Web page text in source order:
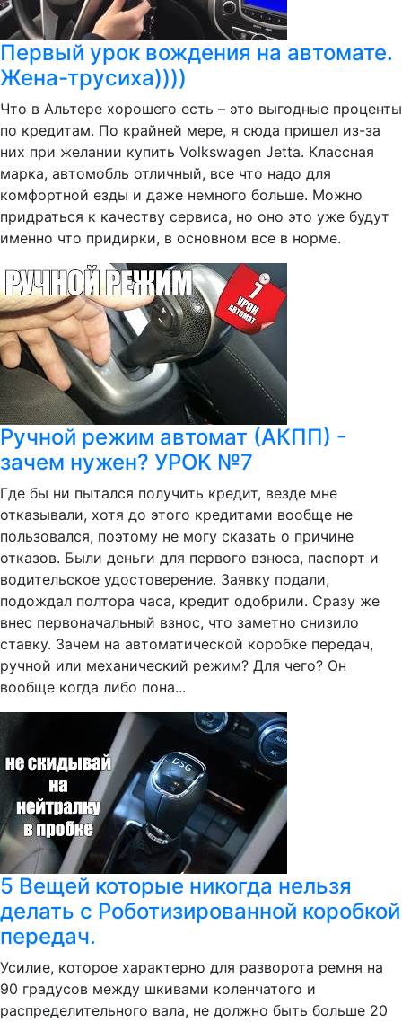
Первый урок вождения на автомате.
Жена-трусиха))))
Что в Альтере хорошего есть – это выгодные проценты
по кредитам. По крайней мере, я сюда пришел из-за
них при желании купить Volkswagen Jetta. Классная
марка, автомобль отличный, все что надо для
комфортной езды и даже немного больше. Можно
придраться к качеству сервиса, но оно это уже будут
именно что придирки, в основном все в норме.
Ручной режим автомат (АКПП) -
зачем нужен? УРОК №7
Где бы ни пытался получить кредит, везде мне
отказывали, хотя до этого кредитами вообще не
пользовался, поэтому не могу сказать о причине
отказов. Были деньги для первого взноса, паспорт и
водительское удостоверение. Заявку подали,
подождал полтора часа, кредит одобрили. Сразу же
внес первоначальный взнос, что заметно снизило
ставку. Зачем на автоматической коробке передач,
ручной или механический режим? Для чего? Он
вообще когда либо пона...
5 Вещей которые никогда нельзя
делать с Роботизированной коробкой
передач.
Усилие, которое характерно для разворота ремня на
90 градусов между шкивами коленчатого и
распределительного вала, не должно быть больше 20